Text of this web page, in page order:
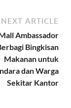
NEXT ARTICLE
Ambassador
Bingkisan
Makanan untuk
dan Warga
Sekitar Kantor